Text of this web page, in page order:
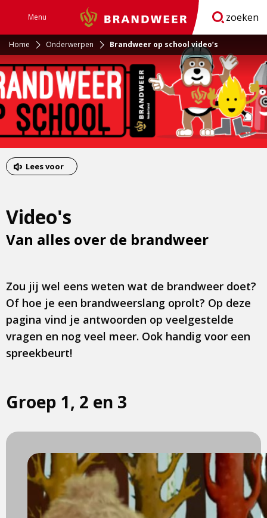
Menu Brandweer zoeken
Home Onderwerpen Brandweer op school video’s
Lees voor
Video's
Van alles over de brandweer
Zou jij wel eens weten wat de brandweer doet?
Of hoe je een brandweerslang oprolt? Op deze
pagina vind je antwoorden op veelgestelde
vragen en nog veel meer. Ook handig voor een
spreekbeurt!
Groep 1, 2 en 3